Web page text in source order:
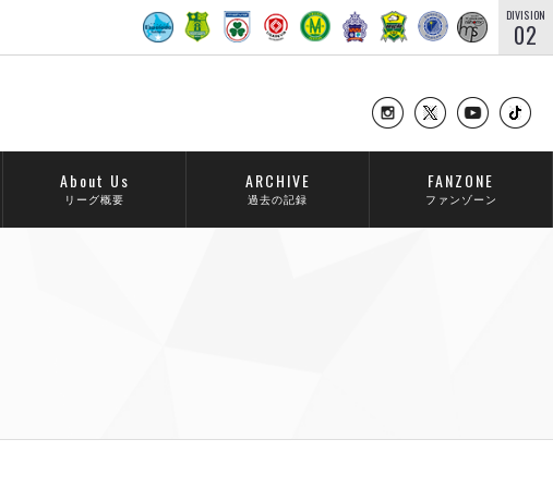
DIVISION
02
About Us
リーグ概要
ARCHIVE
過去の記録
FANZONE
ファンゾーン